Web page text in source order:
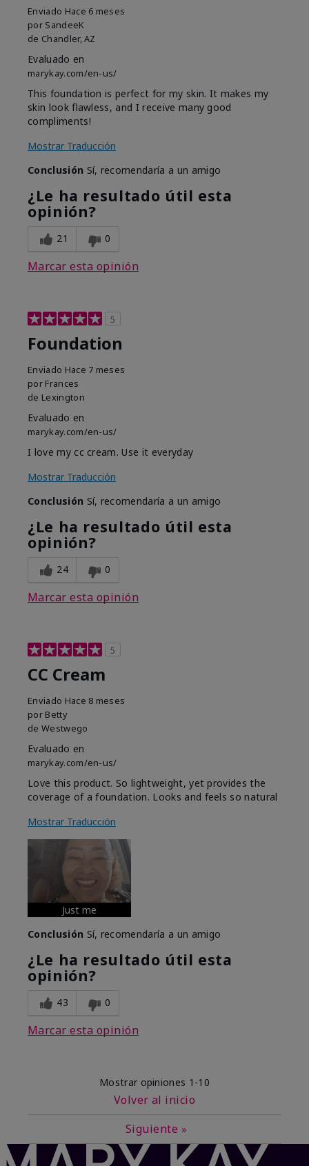
Enviado Hace 6 meses
por SandeeK
de Chandler, AZ
Evaluado en
marykay.com/en-us/
This foundation is perfect for my skin. It makes my
skin look flawless, and I receive many good
compliments!
Mostrar Traducción
Conclusión Sí, recomendaría a un amigo
¿Le ha resultado útil esta
opinión?
21 0
Marcar esta opinión
5
Foundation
Enviado Hace 7 meses
por Frances
de Lexington
Evaluado en
marykay.com/en-us/
I love my cc cream. Use it everyday
Mostrar Traducción
Conclusión Sí, recomendaría a un amigo
¿Le ha resultado útil esta
opinión?
24 0
Marcar esta opinión
5
CC Cream
Enviado Hace 8 meses
por Betty
de Westwego
Evaluado en
marykay.com/en-us/
Love this product. So lightweight, yet provides the
coverage of a foundation. Looks and feels so natural
Mostrar Traducción
Just me
Conclusión Sí, recomendaría a un amigo
¿Le ha resultado útil esta
opinión?
43 0
Marcar esta opinión
Mostrar opiniones 1-10
Volver al inicio
Siguiente »